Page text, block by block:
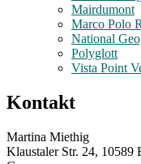
Mairdumont
Marco Polo
National
Polyglott
Vista Point
Kontakt
Martina Miethig
Klaustaler Str. 24, 10589